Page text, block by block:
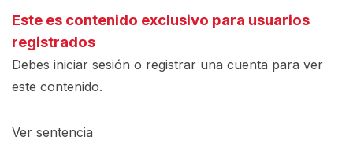
Este es contenido exclusivo para usuarios
registrados
Debes iniciar sesión o registrar una cuenta para ver
este contenido.
Ver sentencia